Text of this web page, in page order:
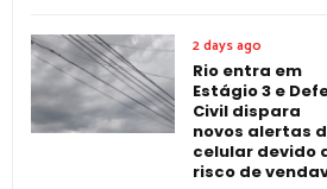
2 days ago
Rio entra em
Estágio 3 e
Civil dispara
novos alertas
celular devido
risco de